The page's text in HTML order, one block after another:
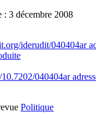
3 décembre 2008
iderudit/040404ar
040404ar
Politique